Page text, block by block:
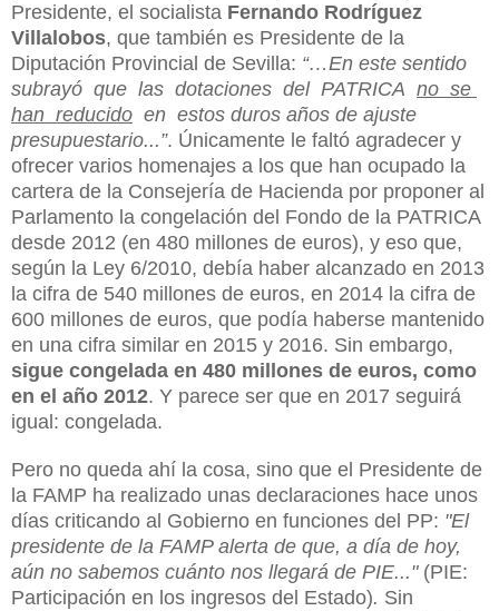
Presidente, el socialista Fernando Rodríguez
Villalobos, que también es Presidente de la
Diputación Provincial de Sevilla: “…En este sentido
subrayó que las dotaciones del PATRICA no se
han reducido en estos duros años de ajuste
presupuestario...”. Únicamente le faltó agradecer y
ofrecer varios homenajes a los que han ocupado la
cartera de la Consejería de Hacienda por proponer al
Parlamento la congelación del Fondo de la PATRICA
desde 2012 (en 480 millones de euros), y eso que,
según la Ley 6/2010, debía haber alcanzado en 2013
la cifra de 540 millones de euros, en 2014 la cifra de
600 millones de euros, que podía haberse mantenido
en una cifra similar en 2015 y 2016. Sin embargo,
sigue congelada en 480 millones de euros, como
en el año 2012. Y parece ser que en 2017 seguirá
igual: congelada.
Pero no queda ahí la cosa, sino que el Presidente de
la FAMP ha realizado unas declaraciones hace unos
días criticando al Gobierno en funciones del PP: "El
presidente de la FAMP alerta de que, a día de hoy,
aún no sabemos cuánto nos llegará de PIE..." (PIE:
Participación en los ingresos del Estado). Sin